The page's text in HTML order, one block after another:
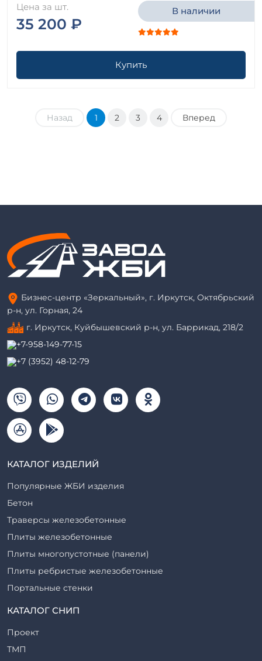
Цена за шт.
35 200 ₽
В наличии
Купить
Назад 1 2 3 4 Вперед
Бизнес-центр «Зеркальный», г. Иркутск, Октябрьский
р-н, ул. Горная, 24
г. Иркутск, Куйбышевский р-н, ул. Баррикад, 218/2
+7-958-149-77-15
+7 (3952) 48-12-79
КАТАЛОГ ИЗДЕЛИЙ
Популярные ЖБИ изделия
Бетон
Траверсы железобетонные
Плиты железобетонные
Плиты многопустотные (панели)
Плиты ребристые железобетонные
Портальные стенки
Прогоны железобетонные
Ригели железобетонные
Сваи железобетонные
КАТАЛОГ СНИП
Проект
ТМП